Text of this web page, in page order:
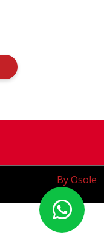
By Osole